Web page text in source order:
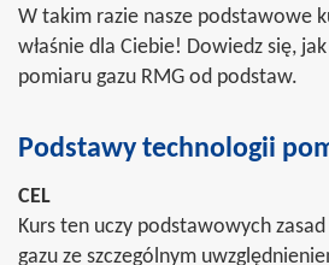
W takim razie nasze podstawowe
właśnie dla Ciebie! Dowiedz się,
pomiaru gazu RMG od podstaw.
Podstawy technologii
CEL
Kurs ten uczy podstawowych
gazu ze szczególnym